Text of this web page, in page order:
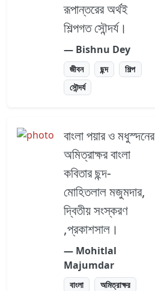
রূপান্তরের অর্থই
শিল্পগত সৌন্দর্য।
― Bishnu Dey
জীবন ছন্দ
শিল্প
সৌন্দর্য
বাংলা পয়ার ও মধুস্দনের
অমিত্রাক্ষর বাংলা
কবিতার ছন্দ-
মোহিতলাল মজুমদার,
দ্বিতীয় সংস্করণ
,প্রকাশসাল।
― Mohitlal
Majumdar
বাংলা
অমিত্রাক্ষর